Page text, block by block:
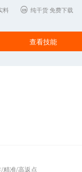
料  纯干货 免费下载
查看技能
精准/高返点